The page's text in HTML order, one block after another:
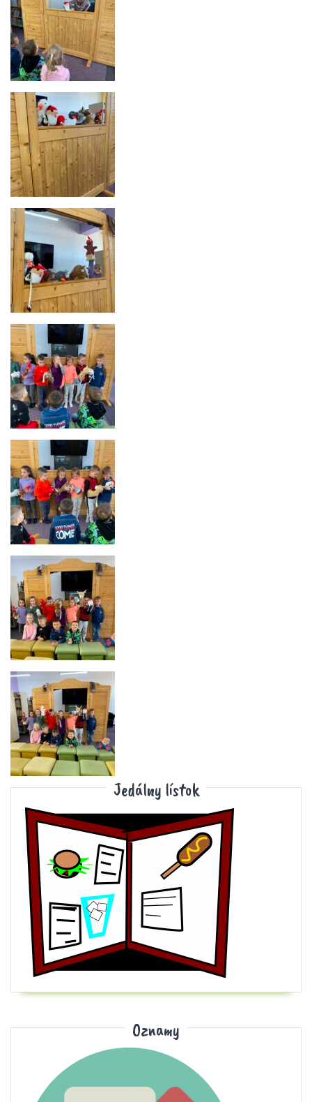
Jedálny lístok
Oznamy